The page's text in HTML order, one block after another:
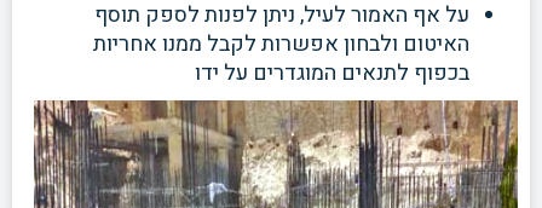
על אף האמור לעיל, ניתן לפנות לספק תוסף
האיטום ולבחון אפשרות לקבל ממנו אחריות
בכפוף לתנאים המוגדרים על ידו